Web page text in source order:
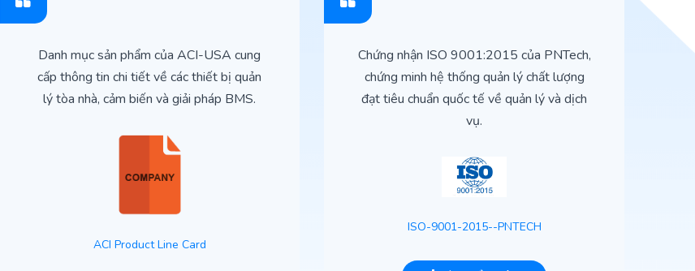
Danh mục sản phẩm của ACI-USA cung
cấp thông tin chi tiết về các thiết bị quản
lý tòa nhà, cảm biến và giải pháp BMS.
ACI Product Line Card
Chứng nhận ISO 9001:2015 của PNTech,
chứng minh hệ thống quản lý chất lượng
đạt tiêu chuẩn quốc tế về quản lý và dịch
vụ.
ISO-9001-2015--PNTECH